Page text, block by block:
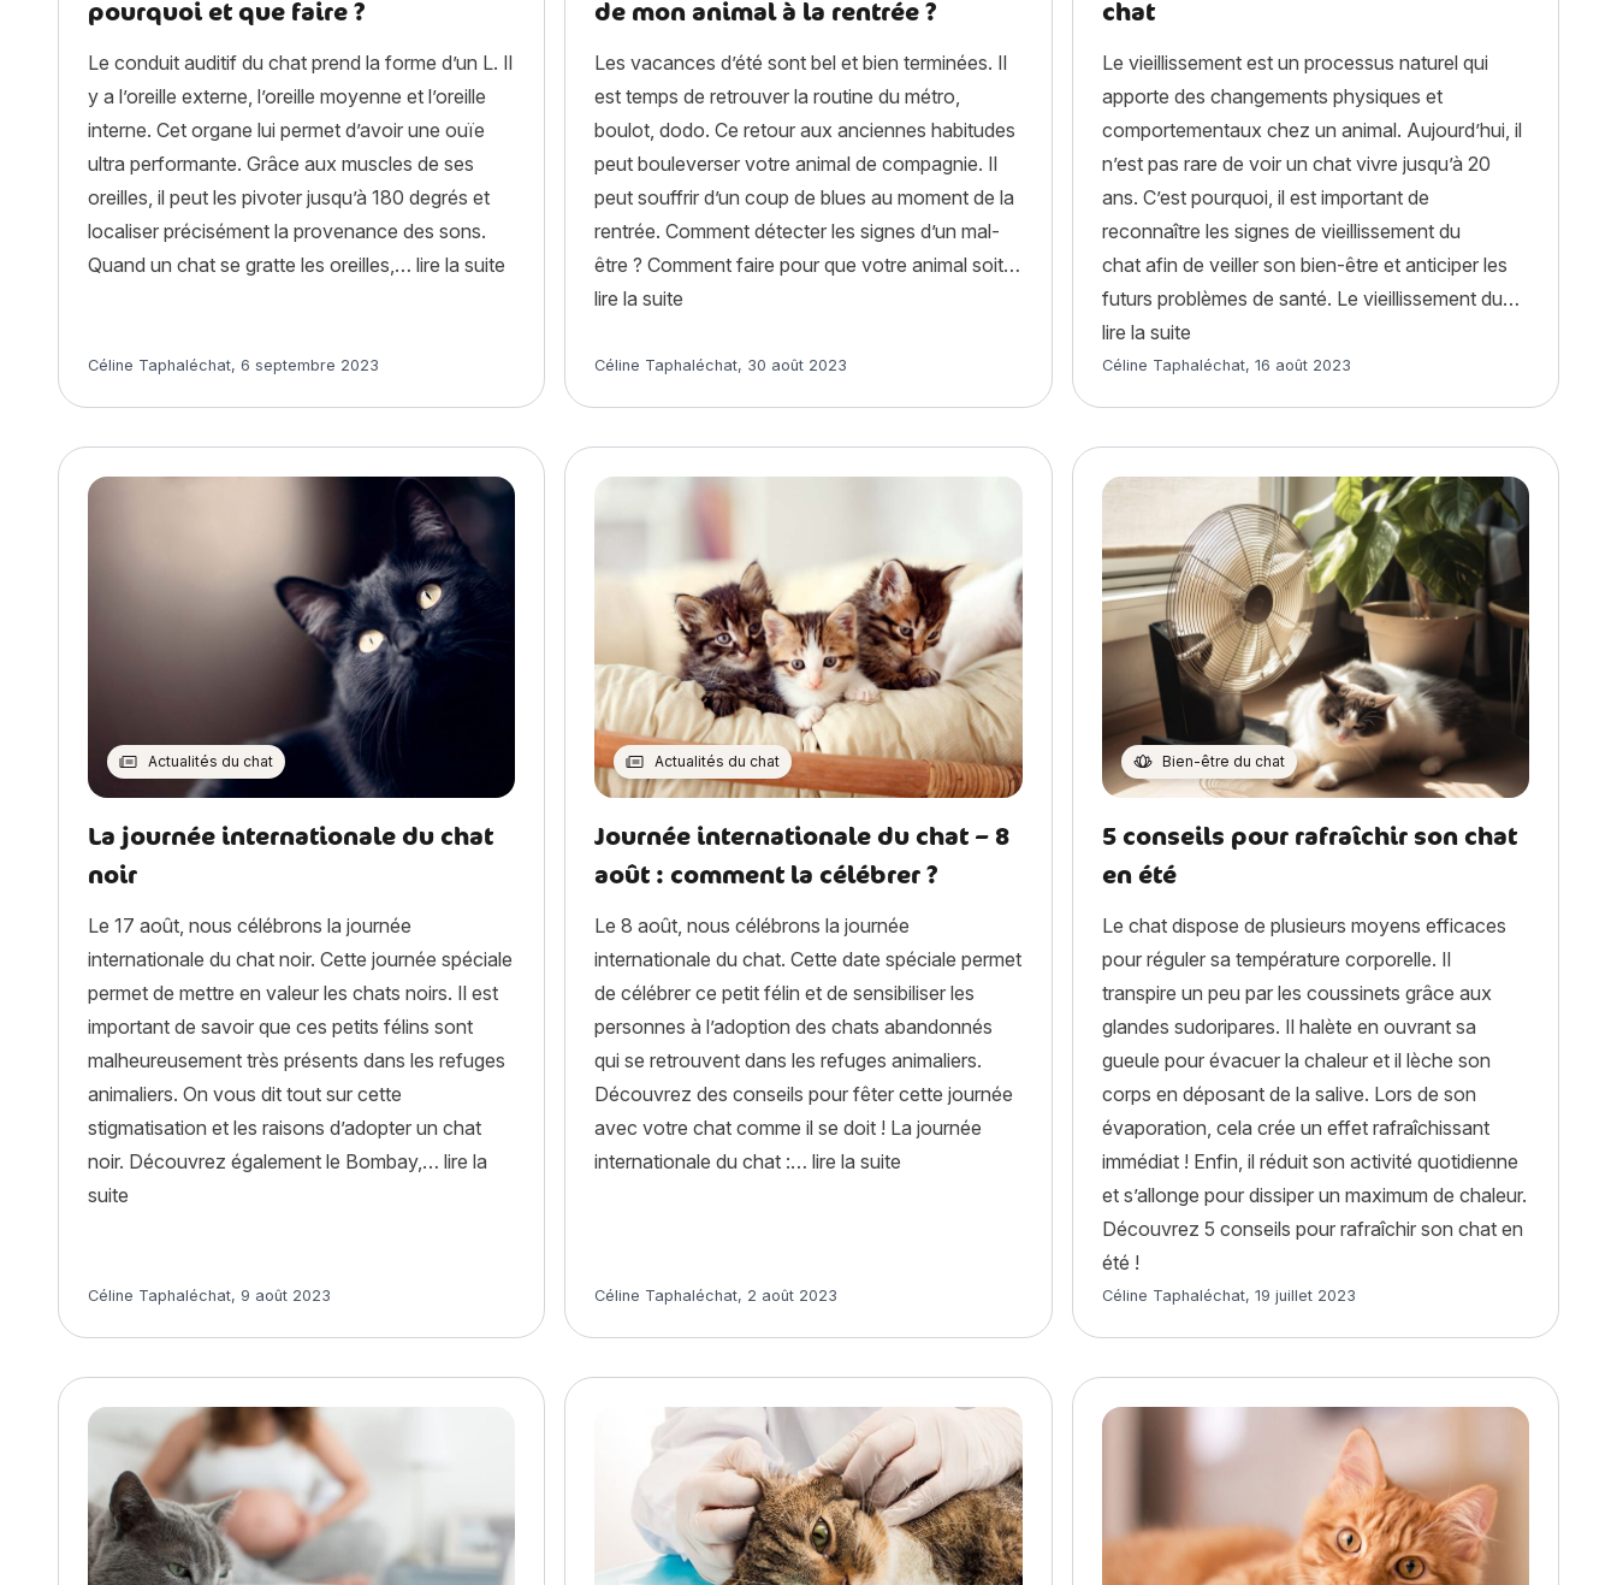
pourquoi et que faire ?
Le conduit auditif du chat prend la forme d’un L. Il
y a l’oreille externe, l’oreille moyenne et l’oreille
interne. Cet organe lui permet d’avoir une ouïe
ultra performante. Grâce aux muscles de ses
oreilles, il peut les pivoter jusqu’à 180 degrés et
localiser précisément la provenance des sons.
Quand un chat se gratte les oreilles,… lire la suite « Mon chat se gratte les oreilles : pourquoi et que faire ? »
Article rédigé par
Céline Taphaléchat, 6 septembre 2023
de mon animal à la rentrée ?
Les vacances d’été sont bel et bien terminées. Il
est temps de retrouver la routine du métro,
boulot, dodo. Ce retour aux anciennes habitudes
peut bouleverser votre animal de compagnie. Il
peut souffrir d’un coup de blues au moment de la
rentrée. Comment détecter les signes d’un mal-
être ? Comment faire pour que votre animal soit…
lire la suite « Comment éviter le coup de blues de mon animal à la rentrée ? »
Article rédigé par
Céline Taphaléchat, 30 août 2023
chat
Le vieillissement est un processus naturel qui
apporte des changements physiques et
comportementaux chez un animal. Aujourd’hui, il
n’est pas rare de voir un chat vivre jusqu’à 20
ans. C’est pourquoi, il est important de
reconnaître les signes de vieillissement du
chat afin de veiller son bien-être et anticiper les
futurs problèmes de santé. Le vieillissement du…
lire la suite« 6 signes de vieillissement chez le chat »
Article rédigé par
Céline Taphaléchat, 16 août 2023
Actualités du chat
La journée internationale du chat
noir
Le 17 août, nous célébrons la journée
internationale du chat noir. Cette journée spéciale
permet de mettre en valeur les chats noirs. Il est
important de savoir que ces petits félins sont
malheureusement très présents dans les refuges
animaliers. On vous dit tout sur cette
stigmatisation et les raisons d’adopter un chat
noir. Découvrez également le Bombay,… lire la
suite
Article rédigé par
Céline Taphaléchat, 9 août 2023
Actualités du chat
Journée internationale du chat – 8
août : comment la célébrer ?
Le 8 août, nous célébrons la journée
internationale du chat. Cette date spéciale permet
de célébrer ce petit félin et de sensibiliser les
personnes à l’adoption des chats abandonnés
qui se retrouvent dans les refuges animaliers.
Découvrez des conseils pour fêter cette journée
avec votre chat comme il se doit ! La journée
internationale du chat :…lire la suite « Journée internationale du chat – 8 août : comment la célébrer ? »
Article rédigé par
Céline Taphaléchat, 2 août 2023
Bien-être du chat
5 conseils pour rafraîchir son chat
en été
Le chat dispose de plusieurs moyens efficaces
pour réguler sa température corporelle. Il
transpire un peu par les coussinets grâce aux
glandes sudoripares. Il halète en ouvrant sa
gueule pour évacuer la chaleur et il lèche son
corps en déposant de la salive. Lors de son
évaporation, cela crée un effet rafraîchissant
immédiat ! Enfin, il réduit son activité quotidienne
et s’allonge pour dissiper un maximum de chaleur.
Découvrez 5 conseils pour rafraîchir son chat en
été !
Article rédigé par
Céline Taphaléchat, 19 juillet 2023